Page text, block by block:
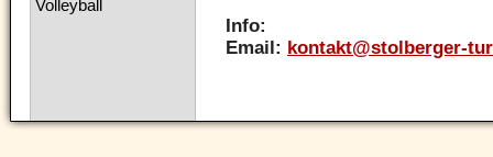
Info:
Email: kontakt@stolberger-
Volleyball
Navigation